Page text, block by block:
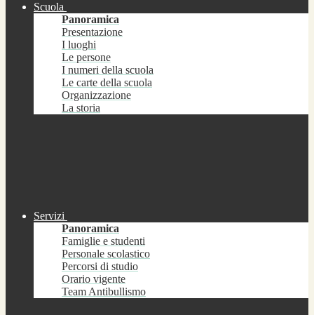
Scuola
Panoramica
Presentazione
I luoghi
Le persone
I numeri della scuola
Le carte della scuola
Organizzazione
La storia
Servizi
Panoramica
Famiglie e studenti
Personale scolastico
Percorsi di studio
Orario vigente
Team Antibullismo